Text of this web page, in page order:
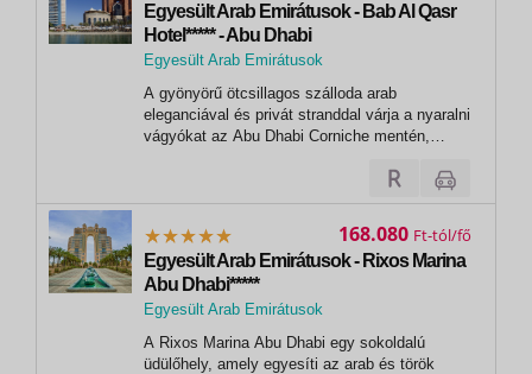
Egyesült Arab Emirátusok - Bab Al Qasr
Hotel***** - Abu Dhabi
Egyesült Arab Emirátusok
Abu Dhabi
A gyönyörű ötcsillagos szálloda arab
eleganciával és privát stranddal várja a nyaralni
vágyókat az Abu Dhabi Corniche mentén,
impozáns építészet és az arab stílusú belső
terek teszik egyedivé az eleve csodálatos
Egyesült Arab Emirátusok - Rixos Marina
Abu Dhabi*****
Egyesült Arab Emirátusok
A Rixos Marina Abu Dhabi egy sokoldalú
üdülőhely, amely egyesíti az arab és török
168.080 Ft